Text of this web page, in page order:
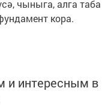
чыныга, алга таба
кора.
и интересным в